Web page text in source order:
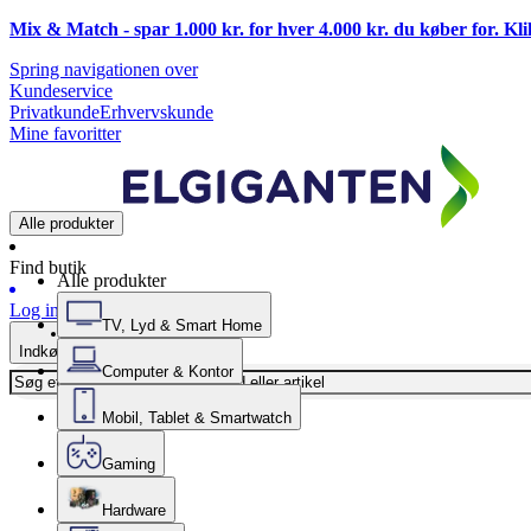
Mix & Match - spar 1.000 kr. for hver 4.000 kr. du køber for.
Spring navigationen over
Kundeservice
PrivatkundeErhvervskunde
Mine favoritter
Alle produkter
Find butik
Log ind
Indkøbskurv
Alle produkter
TV, Lyd & Smart Home
Computer & Kontor
Mobil, Tablet & Smartwatch
Gaming
Hardware